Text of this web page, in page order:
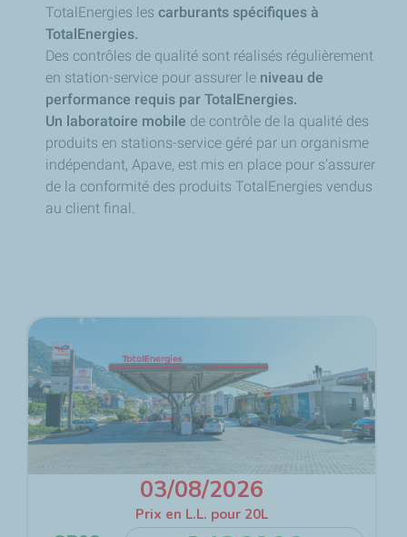
TotalEnergies les carburants spécifiques à
TotalEnergies.
Des contrôles de qualité sont réalisés régulièrement
en station-service pour assurer le niveau de
performance requis par TotalEnergies.
Un laboratoire mobile de contrôle de la qualité des
produits en stations-service géré par un organisme
indépendant, Apave, est mis en place pour s’assurer
de la conformité des produits TotalEnergies vendus
au client final.